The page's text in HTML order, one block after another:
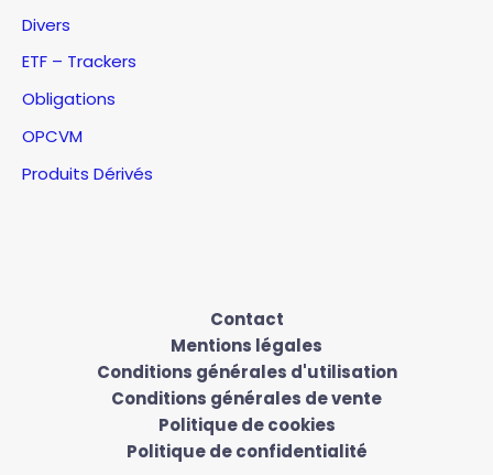
Divers
ETF – Trackers
Obligations
OPCVM
Produits Dérivés
Contact
Mentions légales
Conditions générales d'utilisation
Conditions générales de vente
Politique de cookies
Politique de confidentialité